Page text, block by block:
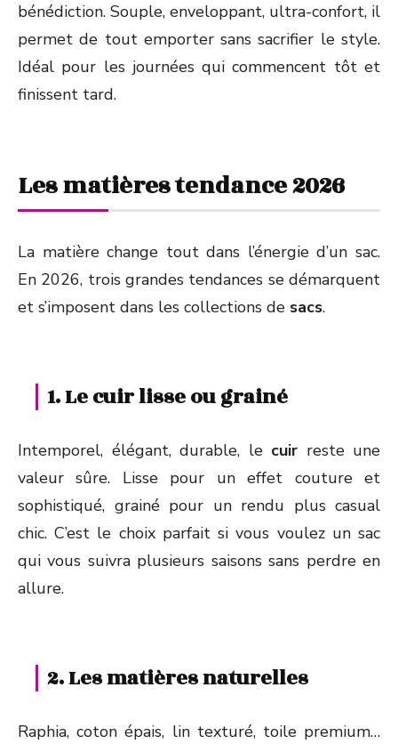
bénédiction. Souple, enveloppant, ultra-confort, il
permet de tout emporter sans sacrifier le style.
Idéal pour les journées qui commencent tôt et
finissent tard.
Les matières tendance 2026
La matière change tout dans l’énergie d’un sac.
En 2026, trois grandes tendances se démarquent
et s’imposent dans les collections de sacs.
1. Le cuir lisse ou grainé
Intemporel, élégant, durable, le cuir reste une
valeur sûre. Lisse pour un effet couture et
sophistiqué, grainé pour un rendu plus casual
chic. C’est le choix parfait si vous voulez un sac
qui vous suivra plusieurs saisons sans perdre en
allure.
2. Les matières naturelles
Raphia, coton épais, lin texturé, toile premium…